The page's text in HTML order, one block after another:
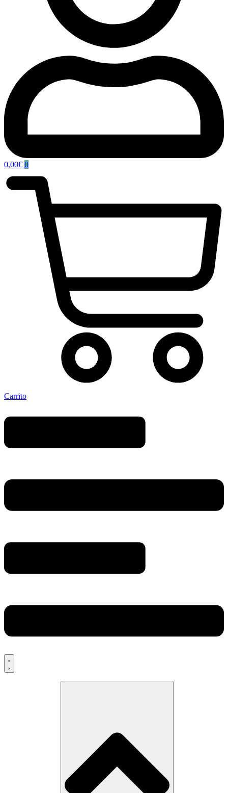
0,00€ 0
Carrito